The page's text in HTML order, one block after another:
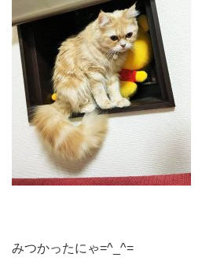
みつかったにゃ=^_^=